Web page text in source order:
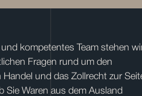
kompetentes Team stehen
Fragen rund um den
Handel und das Zollrecht zur
Sie Waren aus dem Ausland